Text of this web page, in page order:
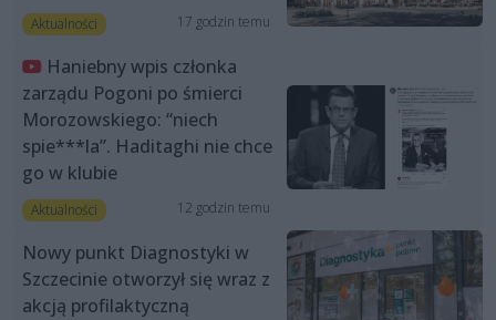
Aktualności 17 godzin temu
Haniebny wpis członka
zarządu Pogoni po śmierci
Morozowskiego: “niech
spie***la”. Haditaghi nie chce
go w klubie
Aktualności 12 godzin temu
Nowy punkt Diagnostyki w
Szczecinie otworzył się wraz z
akcją profilaktyczną